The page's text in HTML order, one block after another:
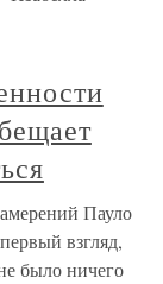
Пауло
взгляд,
было ничего